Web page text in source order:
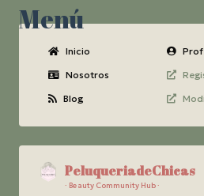
Menú
Inicio
Nosotros
Blog
PeluqueriadeChicas
· Beauty Community Hub ·